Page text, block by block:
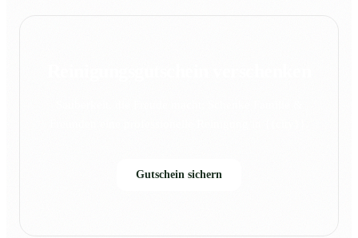
Gutschein sichern